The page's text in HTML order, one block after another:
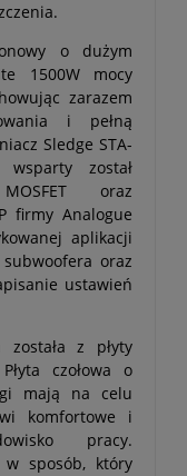
o dużym
1500W mocy
zarazem
i pełną
Sledge STA-
został
oraz
firmy Analogue
aplikacji
oraz
ustawień
została z płyty
czołowa o
mają na celu
komfortowe i
pracy.
w sposób, który